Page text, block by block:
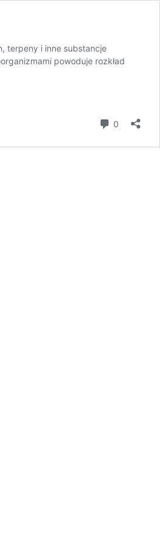
terpeny i inne substancje
powoduje rozkład
0